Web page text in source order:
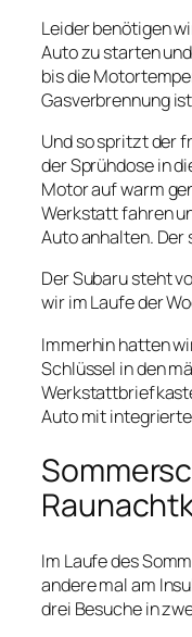
Leider benötigen
Auto zu starten
bis die
Gasverbrennung
Und so spritzt der
der Sprühdose in
Motor auf warm
Werkstatt fahren
Auto anhalten. Der
Der Subaru steht
wir im Laufe der
Immerhin hatten
Schlüssel in den
Auto mit
Im Laufe des
andere mal am
drei Besuche in